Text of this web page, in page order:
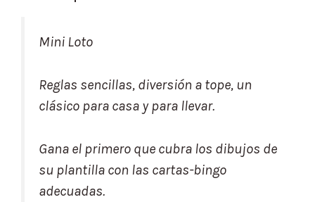
Mini Loto
Reglas sencillas, diversión a tope, un
clásico para casa y para llevar.
Gana el primero que cubra los dibujos de
su plantilla con las cartas-bingo
adecuadas.